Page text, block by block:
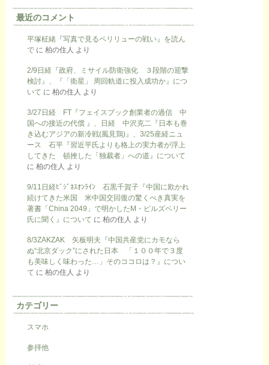
最近のコメント
平塚柾緒『写真で見るペリリューの戦い』を読ん
で に 柏の住人 より
2/9日経『政府、ミサイル防衛強化 ３段階の迎撃
検討』、『「衛星」 周回軌道に投入成功か』につ
いて に 柏の住人 より
3/27日経 FT『フェイスブック創業者の過信 中
国への接近の代償 』、日経 中沢克二『日本も巻
き込むアジアの新冷戦(風見鶏)』、3/25産経ニュ
ース 石平『習近平氏よりも格上の実力者が浮上
してきた 頓挫した「独裁者」への道』について
に 柏の住人 より
9/11日経ﾋﾞｼﾞﾈｽｵﾝﾗｲﾝ 石黒千賀子『中国に欺かれ
続けてきた米国 米中国交回復の驚くべき真実を
著書「China 2049」で明かしたM・ピルズベリー
氏に聞く』について に 柏の住人 より
8/3ZAKZAK 矢板明夫『中国共産党にカモなら
ぬ“北京ダック”にされた日本 「１００年で３度
も美味しく味わった…」そのココロは？』につい
て に 柏の住人 より
カテゴリー
スマホ
参拝他